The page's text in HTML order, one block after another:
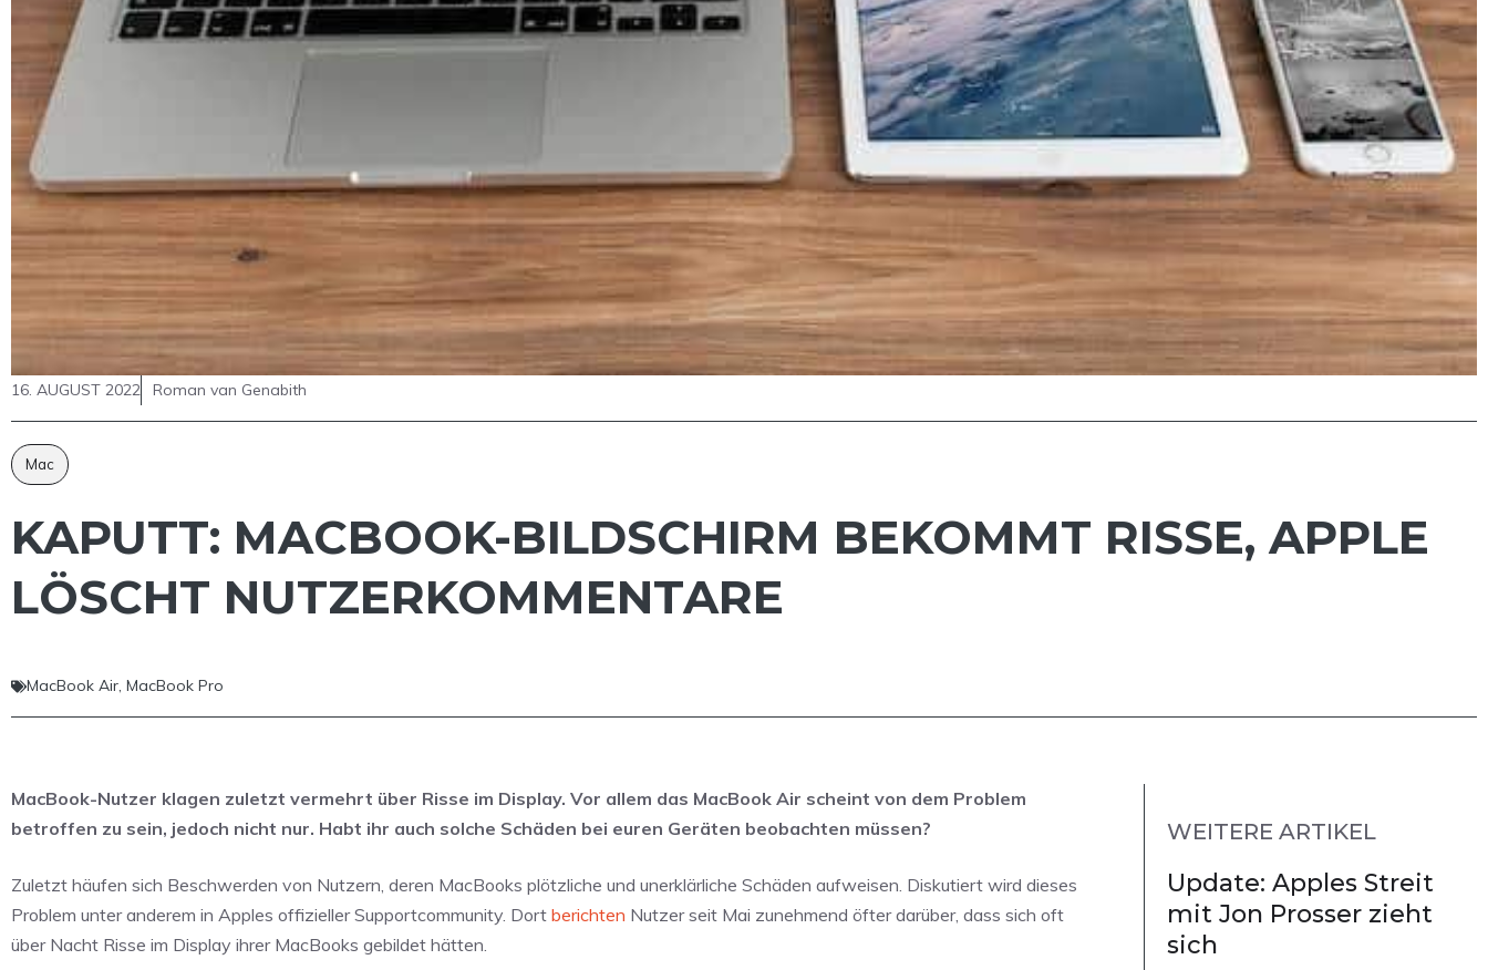
16. AUGUST 2022 Roman van Genabith
Mac
KAPUTT: MACBOOK-BILDSCHIRM BEKOMMT RISSE, APPLE
LÖSCHT NUTZERKOMMENTARE
MacBook Air, MacBook Pro
MacBook-Nutzer klagen zuletzt vermehrt über Risse im Display. Vor allem das MacBook Air scheint von dem Problem
betroffen zu sein, jedoch nicht nur. Habt ihr auch solche Schäden bei euren Geräten beobachten müssen?
Zuletzt häufen sich Beschwerden von Nutzern, deren MacBooks plötzliche und unerklärliche Schäden aufweisen. Diskutiert wird dieses
Problem unter anderem in Apples offizieller Supportcommunity. Dort berichten Nutzer seit Mai zunehmend öfter darüber, dass sich oft
über Nacht Risse im Display ihrer MacBooks gebildet hätten.
WEITERE ARTIKEL
Update: Apples Streit
mit Jon Prosser zieht
sich